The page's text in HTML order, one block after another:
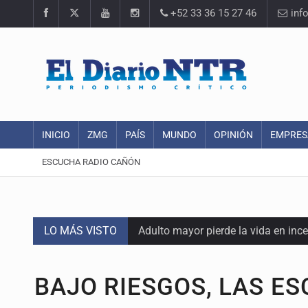
+52 33 36 15 27 46
INICIO ZMG PAÍS MUNDO OPINIÓN
ESCUCHA RADIO CAÑÓN
LO MÁS VISTO Adulto mayor pierde la vida en
Jalisco mantiene la búsqueda de
BAJO RIESGOS, LAS